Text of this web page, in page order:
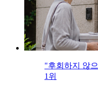
"후회하지 않
1위